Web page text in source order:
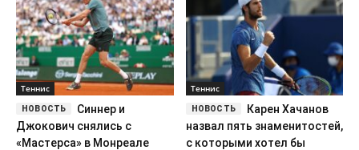
Теннис
Синнер и
Джокович снялись с
«Мастерса» в Монреале
Теннис
Карен Хачанов
назвал пять знаменитостей,
с которыми хотел бы